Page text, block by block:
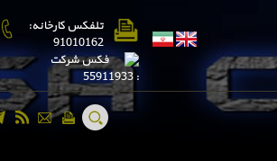
تلفکس کارخانه:
91010162
فكس شركت
: 55911933